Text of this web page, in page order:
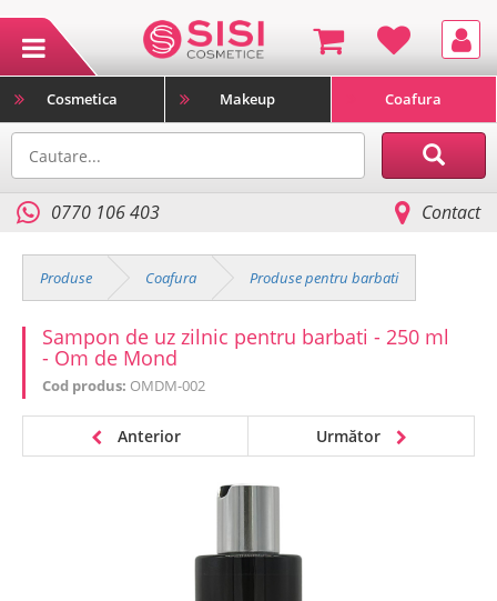
Cosmetica Makeup Coafura
0770 106 403 Contact
Produse Coafura Produse pentru barbati
Sampon de uz zilnic pentru barbati - 250 ml
- Om de Mond
Cod produs: OMDM-002
Anterior Următor